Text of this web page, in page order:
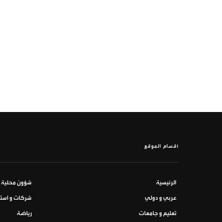
أقسام الموقع
الرئيسية شؤون محلية
عربي و دولي شركات و
تعليم و جامعات رياضة